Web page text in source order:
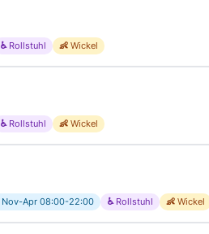
♿ Rollstuhl 👶 Wickel
♿ Rollstuhl 👶 Wickel
Apr 08:00-22:00 ♿ Rollstuhl 👶 Wickel